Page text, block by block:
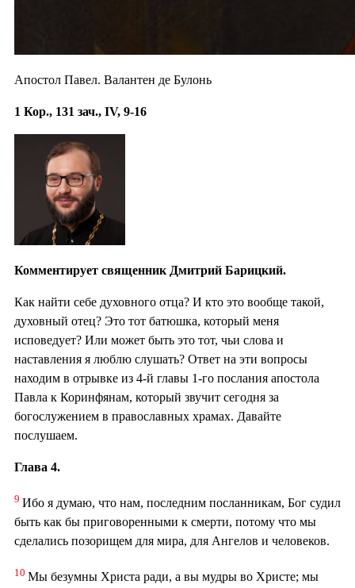
Апостол Павел. Валантен де Булонь
1 Кор., 131 зач., IV, 9-16
Комментирует священник Дмитрий Барицкий.
Как найти себе духовного отца? И кто это вообще такой,
духовный отец? Это тот батюшка, который меня
исповедует? Или может быть это тот, чьи слова и
наставления я люблю слушать? Ответ на эти вопросы
находим в отрывке из 4-й главы 1-го послания апостола
Павла к Коринфянам, который звучит сегодня за
богослужением в православных храмах. Давайте
послушаем.
Глава 4.
9 Ибо я думаю, что нам, последним посланникам, Бог судил
быть как бы приговоренными к смерти, потому что мы
сделались позорищем для мира, для Ангелов и человеков.
10 Мы безумны Христа ради, а вы мудры во Христе; мы